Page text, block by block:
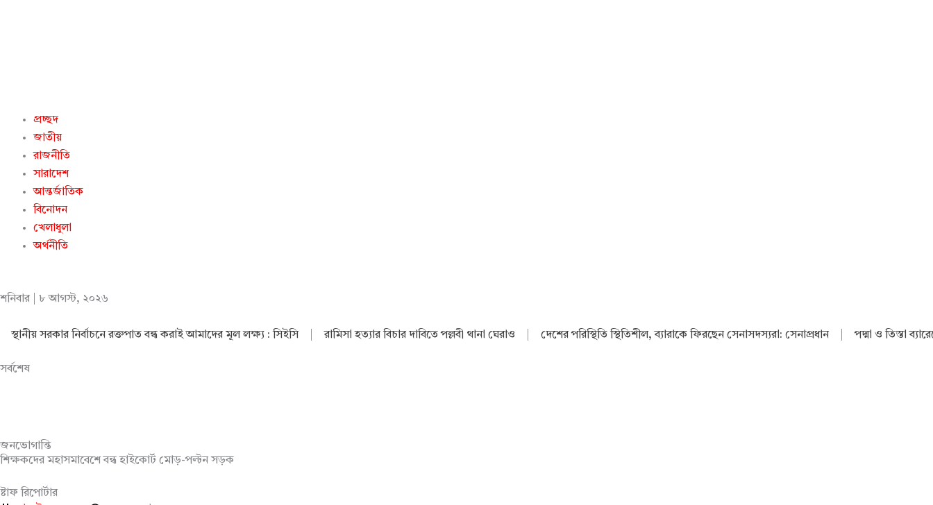
প্রচ্ছদ
জাতীয়
রাজনীতি
সারাদেশ
আন্তর্জাতিক
বিনোদন
খেলাধুলা
অর্থনীতি
শনিবার | ৮ আগস্ট, ২০২৬
স্থানীয় সরকার নির্বাচনে রক্তপাত বন্ধ করাই আমাদের মূল লক্ষ্য : সিইসি রামিসা হত্যার বিচার দাবিতে পল্লবী থানা ঘেরাও দেশের পরিস্থিতি স্থিতিশীল, ব্যারাকে ফিরছেন সেনাসদস্যরা: সেনাপ্রধান পদ্মা ও তিস্তা
সর্বশেষ
জনভোগান্তি
শিক্ষকদের মহাসমাবেশে বন্ধ হাইকোর্ট মোড়-পল্টন সড়ক
ষ্টাফ রিপোর্টার